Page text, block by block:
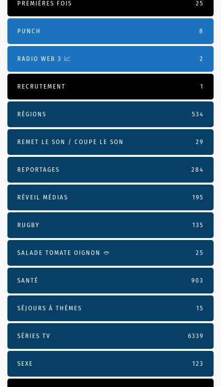
PREMIÈRES FOIS 25
PUNCH 8
RADIO WEB 3 📈 2
RECRUTEMENT 1
RÉGIONS 534
REMET LE SON / COUPE LE SON 29
REPORTAGES 284
RÉVEIL MÉDIAS 195
RUGBY 135
SALADE TOMATE OIGNON 🥙 25
SANTÉ 903
SÉJOURS À THÈMES 15
SÉRIES TV 6339
SEXE 123